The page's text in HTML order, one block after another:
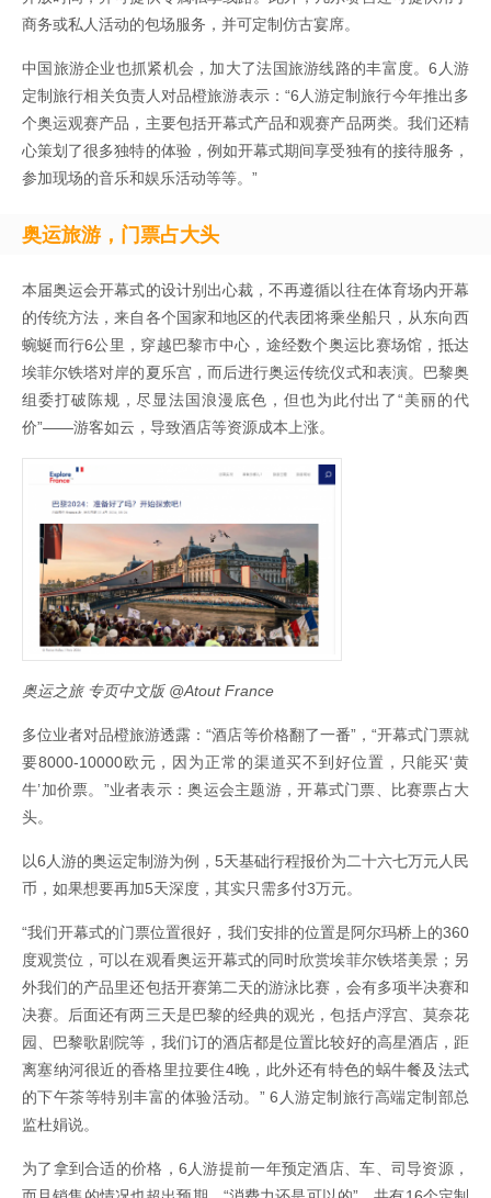
商务或私人活动的包场服务，并可定制仿古宴席。
中国旅游企业也抓紧机会，加大了法国旅游线路的丰富度。6人游
定制旅行相关负责人对品橙旅游表示：“6人游定制旅行今年推出多
个奥运观赛产品，主要包括开幕式产品和观赛产品两类。我们还精
心策划了很多独特的体验，例如开幕式期间享受独有的接待服务，
参加现场的音乐和娱乐活动等等。”
奥运旅游，门票占大头
本届奥运会开幕式的设计别出心裁，不再遵循以往在体育场内开幕
的传统方法，来自各个国家和地区的代表团将乘坐船只，从东向西
蜿蜒而行6公里，穿越巴黎市中心，途经数个奥运比赛场馆，抵达
埃菲尔铁塔对岸的夏乐宫，而后进行奥运传统仪式和表演。巴黎奥
组委打破陈规，尽显法国浪漫底色，但也为此付出了“美丽的代
价”——游客如云，导致酒店等资源成本上涨。
奥运之旅 专页中文版 @Atout France
多位业者对品橙旅游透露：“酒店等价格翻了一番”，“开幕式门票就
要8000-10000欧元，因为正常的渠道买不到好位置，只能买‘黄
牛’加价票。”业者表示：奥运会主题游，开幕式门票、比赛票占大
头。
以6人游的奥运定制游为例，5天基础行程报价为二十六七万元人民
币，如果想要再加5天深度，其实只需多付3万元。
“我们开幕式的门票位置很好，我们安排的位置是阿尔玛桥上的360
度观赏位，可以在观看奥运开幕式的同时欣赏埃菲尔铁塔美景；另
外我们的产品里还包括开赛第二天的游泳比赛，会有多项半决赛和
决赛。后面还有两三天是巴黎的经典的观光，包括卢浮宫、莫奈花
园、巴黎歌剧院等，我们订的酒店都是位置比较好的高星酒店，距
离塞纳河很近的香格里拉要住4晚，此外还有特色的蜗牛餐及法式
的下午茶等特别丰富的体验活动。” 6人游定制旅行高端定制部总
监杜娟说。
为了拿到合适的价格，6人游提前一年预定酒店、车、司导资源，